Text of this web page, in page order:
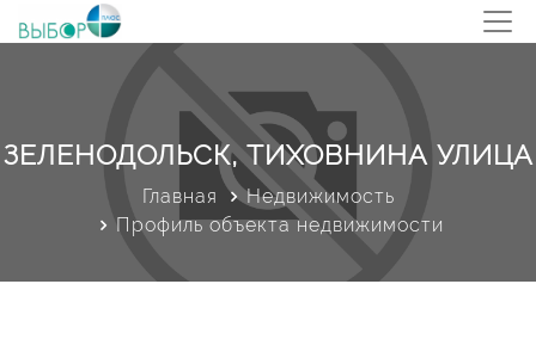
ЗЕЛЕНОДОЛЬСК, ТИХОВНИНА УЛИЦА
Главная
Недвижимость
Профиль объекта недвижимости